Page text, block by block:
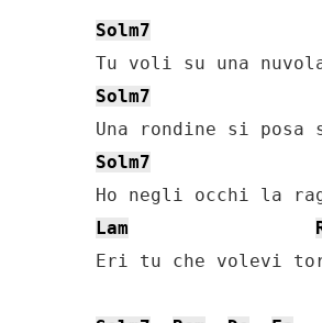
Solm7
Solm7
Solm7
Lam
Eri tu che volevi